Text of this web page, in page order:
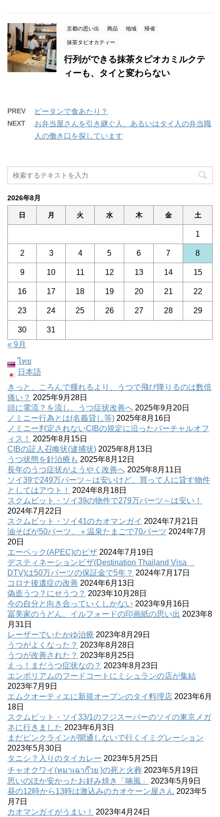
京都の思い出 商品 地域 帰省
抹茶タピオカティー
行列ができる抹茶タピオカミルクテ
ィーも、タイと変わらない
PREV ピータンで食あたり？
NEXT
お弁当屋さんを引き継ぐ人、あるいはタイ人の弁当職
人の働き口を探しています
2026年8月
日 月 火 水 木 金 土
1
2 3 4 5 6 7 8
9 10 11 12 13 14 15
16 17 18 19 20 21 22
23 24 25 26 27 28 29
30
31
« 9月
ไทย
日本語
きっと、ころんで腫れるより、うつで飛び降りるのは数倍
痛い？ 2025年9月28日
頭に電流？を流し、うつ症状改善へ 2025年9月20日
ノミニー行為とは(名義貸し等) 2025年8月16日
ノミニー判定されないCIBの規定に沿ったバーチャルオフ
ィス！
2025年8月15日
CIBの証人召喚状(逮捕状) 2025年8月13日
うつ状態を針治療も 2025年8月12日
長年のうつ症状がようやく改善へ 2025年8月11日
ソイ39で249万バーツ～は安いけど、買って人に貸す物件
としてはアウト！
2024年8月18日
スクムビット・ソイ39の物件で279万バーツ～は安い！
2024年7月22日
スクムビット・ソイ41のカオマンガイ 2024年7月21日
油そばが50バーツ、＋温泉たまごで70バーツ 2024年7月
20日
エーペック(APEC)のビザ 2024年7月19日
デスティネーションビザ(Destination Thailand Visa
DTV)は50万バーツの保証金で5年？ 2024年7月17日
コロナ後遺症の改善 2024年6月13日
偽造うつ？にせうつ？ 2023年10月28日
今の自分と向き合っていくしかない 2023年9月16日
冨美家のうどん、イルフォードの印画紙の思い出 2023年8
月31日
レーザーでいたかゆ治療 2023年8月29日
うつがよくなった？ 2023年8月28日
うつが改善された？ 2023年8月25日
えっ！まだうつ症状なの？ 2023年8月23日
エンポリアムのフードコートにミシュランの店が集結
2023年7月9日
エムクオーティエに新規オープンのタイ料理店 2023年6月
18日
スクムビット・ソイ33/1のフジスーパーのソイの東京メガ
ネに行きました 2023年6月3日
まだピンクラインが開通しないで行くイミグレーション
2023年5月30日
タニシ？入りのタイカレー 2023年5月25日
チャオクワイ(หมาเฉาก๊วย )の死と火葬 2023年5月19日
思いのほか安かったお好み焼き「喃風」
2023年5月9日
昼の12時から13時は激込みのカオケーン屋さん 2023年5
月7日
カオマンガイがうまい！
2023年4月24日